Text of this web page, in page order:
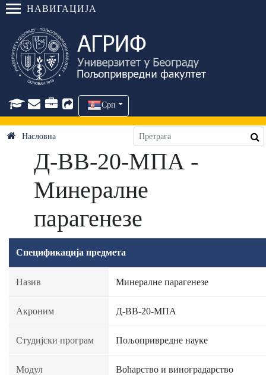
НАВИГАЦИЈА
Срп
Насловна
Д-ВВ-20-МПА -
Минералне
парагенезе
Спецификација предмета
Назив Минералне парагенезе
Акроним Д-ВВ-20-МПА
Студијски програм Пољопривредне науке
Модул Воћарство и виноградарство